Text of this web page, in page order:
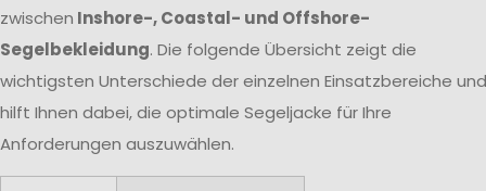
zwischen Inshore-, Coastal- und Offshore-
Segelbekleidung. Die folgende Übersicht zeigt die
wichtigsten Unterschiede der einzelnen Einsatzbereiche und
hilft Ihnen dabei, die optimale Segeljacke für Ihre
Anforderungen auszuwählen.